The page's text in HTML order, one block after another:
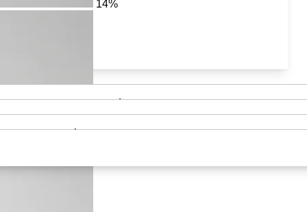
Asideros y barra de sujeción
Andadores y Caminadores para ancianos
Plantillas Ortopédicas
14%